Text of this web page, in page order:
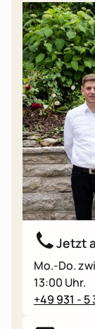
Jetzt
Mo.-Do.
13:00 Uhr.
+49 931 - 5